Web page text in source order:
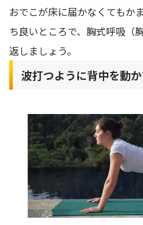
おでこが床に届かなくてもか
ち良いところで、胸式呼吸（
返しましょう。
波打つように背中を動